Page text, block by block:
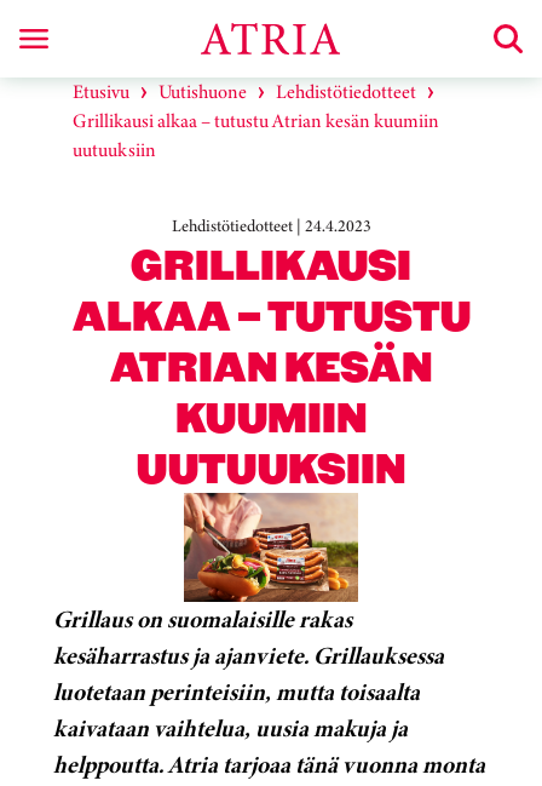
Etusivu Uutishuone
Lehdistötiedotteet
Grillikausi alkaa – tutustu Atrian kesän kuumiin
uutuuksiin
Lehdistötiedotteet | 24.4.2023
GRILLIKAUSI
ALKAA – TUTUSTU
ATRIAN KESÄN
KUUMIIN
UUTUUKSIIN
Grillaus on suomalaisille rakas
kesäharrastus ja ajanviete. Grillauksessa
luotetaan perinteisiin, mutta toisaalta
kaivataan vaihtelua, uusia makuja ja
helppoutta. Atria tarjoaa tänä vuonna monta